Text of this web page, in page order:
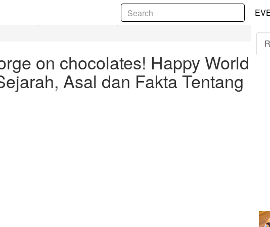
Happy World Chocolate Day : Sejarah, Asal dan Fakta
on chocolates! Happy World
Asal dan Fakta Tentang